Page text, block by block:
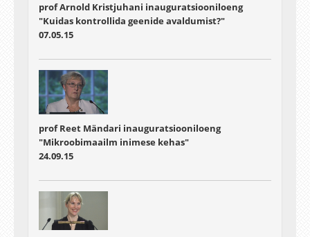
prof Arnold Kristjuhani inauguratsiooniloeng
"Kuidas kontrollida geenide avaldumist?"
07.05.15
prof Reet Mändari inauguratsiooniloeng
"Mikroobimaailm inimese kehas"
24.09.15